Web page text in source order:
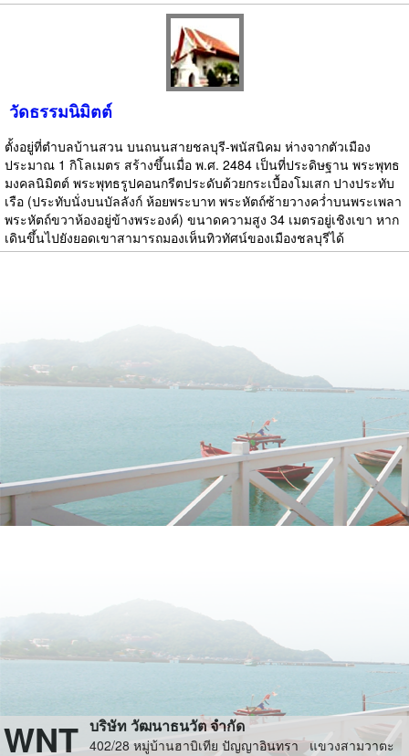
วัดธรรมนิมิตต์
ตั้งอยู่ที่ตำบลบ้านสวน บนถนนสายชลบุรี-พนัสนิคม ห่างจากตัวเมือง
ประมาณ 1 กิโลเมตร สร้างขึ้นเมื่อ พ.ศ. 2484 เป็นที่ประดิษฐาน พระพุทธ
มงคลนิมิตต์ พระพุทธรูปคอนกรีตประดับด้วยกระเบื้องโมเสก ปางประทับ
เรือ (ประทับนั่งบนบัลลังก์ ห้อยพระบาท พระหัตถ์ซ้ายวางคว่ำบนพระเพลา
พระหัตถ์ขวาห้องอยู่ข้างพระองค์) ขนาดความสูง 34 เมตรอยู่เชิงเขา หาก
เดินขึ้นไปยังยอดเขาสามารถมองเห็นทิวทัศน์ของเมืองชลบุรีได้
WNT บริษัท วัฒนาธนวัต จำกัด
402/28 หมู่บ้านฮาบิเทีย ปัญญาอินทรา แขวงสามวาตะ